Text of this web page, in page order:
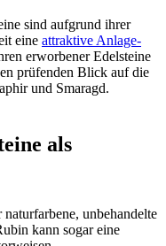
sind aufgrund ihrer
eine attraktive Anlage-
erworbener Edelsteine
prüfenden Blick auf die
und Smaragd.
als
unbehandelte
kann sogar eine